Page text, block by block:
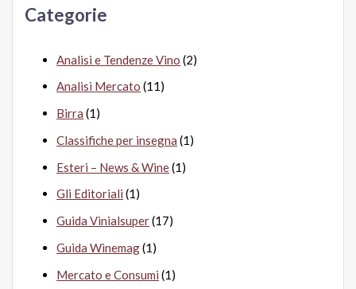
:Categorie
Analisi e Tendenze Vino (2)
Analisi Mercato (11)
Birra (1)
Classifiche per insegna (1)
Esteri – News & Wine(1)
Gli Editoriali (1)
Guida Vinialsuper(17)
Guida Winemag(1)
Mercato e Consumi (1)